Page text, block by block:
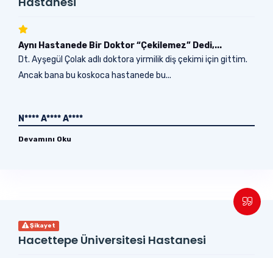
Aynı Hastanede Bir Doktor “Çekilemez” Dedi,...
Dt. Ayşegül Çolak adlı doktora yirmilik diş çekimi için gittim.
Ancak bana bu koskoca hastanede bu...
N**** A**** A****
Devamını Oku
Şikayet
Hacettepe Üniversitesi Hastanesi